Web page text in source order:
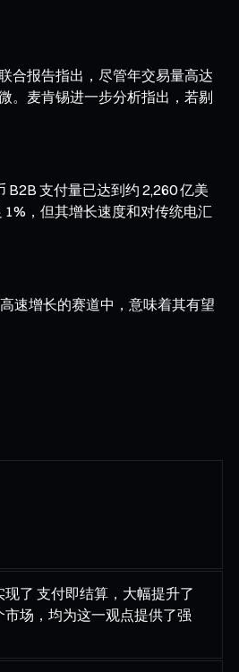
合报告指出，尽管年交易量高达
。麦肯锡进一步分析指出，若剔
支付量已达到约 2,260 亿美
，但其增长速度和对传统电汇
速增长的赛道中，意味着其有望
了 支付即结算，大幅提升了
市场，均为这一观点提供了强